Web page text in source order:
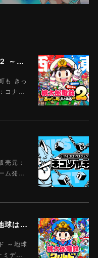
Switch 2 / Switch「桃太郎電鉄２ ～あなたの町も きっとある～ 東日本編＋西日本編」
も きっ
コナ…
売元：
ム発…
Switch「桃太郎電鉄ワールド ～地球は希望でまわってる！～」
～地球
ミデ…